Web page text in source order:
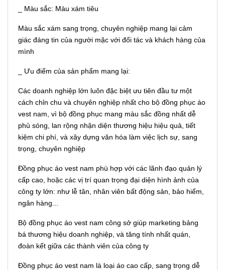
_ Màu sắc: Màu xám tiêu
Màu sắc xám sang trọng, chuyên nghiệp mang lại cảm
giác đáng tin của người mặc với đối tác và khách hàng của
mình
_ Ưu điểm của sản phẩm mang lại:
Các doanh nghiệp lớn luôn đặc biệt ưu tiên đầu tư một
cách chỉn chu và chuyên nghiệp nhất cho bộ đồng phục áo
vest nam, vì bộ đồng phục mang màu sắc đồng nhất dễ
phủ sóng, lan rộng nhận diện thương hiệu hiệu quả, tiết
kiệm chi phí, và xây dựng văn hóa làm việc lịch sự, sang
trọng, chuyên nghiệp
Đồng phục áo vest nam phù hợp với các lãnh đạo quản lý
cấp cao, hoặc các vị trí quan trọng đại diện hình ảnh của
công ty lớn: như lễ tân, nhân viên bất động sản, bảo hiểm,
ngân hàng...
Bộ đồng phục áo vest nam công sở giúp marketing bảng
bá thương hiệu doanh nghiệp, và tăng tính nhất quán,
đoàn kết giữa các thành viên của công ty
Đồng phục áo vest nam là loại áo cao cấp, sang trọng dễ